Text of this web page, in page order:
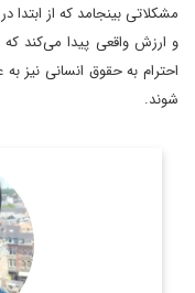
مشکلاتی بینجامد که از ابتدا
و ارزش واقعی پیدا می‌کند
احترام به حقوق انسانی نیز به
شوند.
دانش آموخته